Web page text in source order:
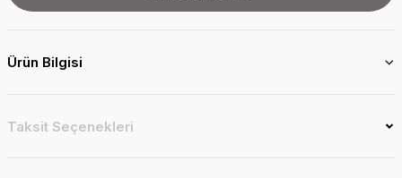
Ürün Bilgisi
Taksit Seçenekleri